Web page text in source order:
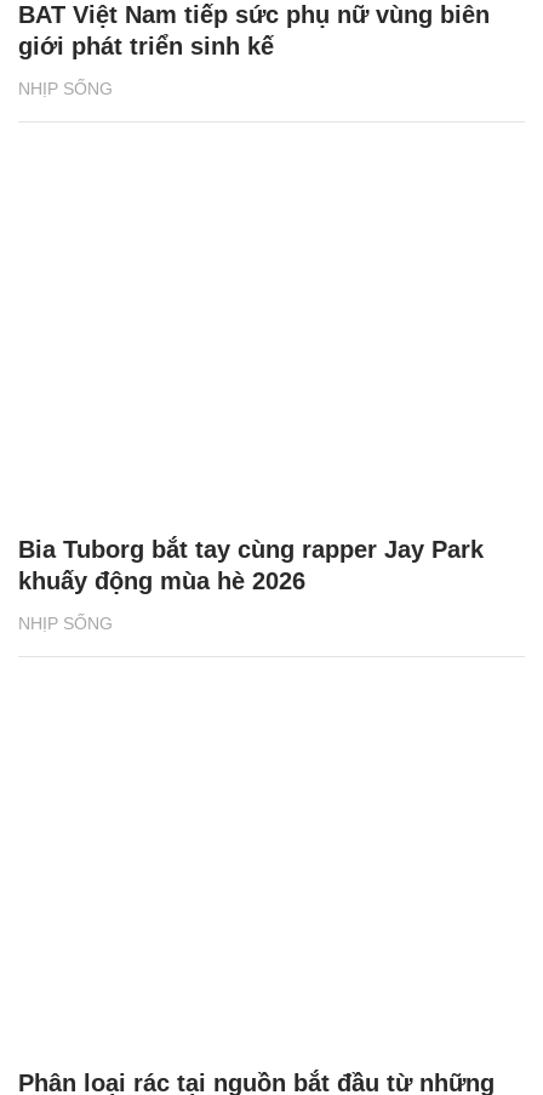
NHỊP SỐNG
BAT Việt Nam tiếp sức phụ nữ vùng biên
giới phát triển sinh kế
NHỊP SỐNG
Bia Tuborg bắt tay cùng rapper Jay Park
khuấy động mùa hè 2026
Phân loại rác tại nguồn bắt đầu từ những